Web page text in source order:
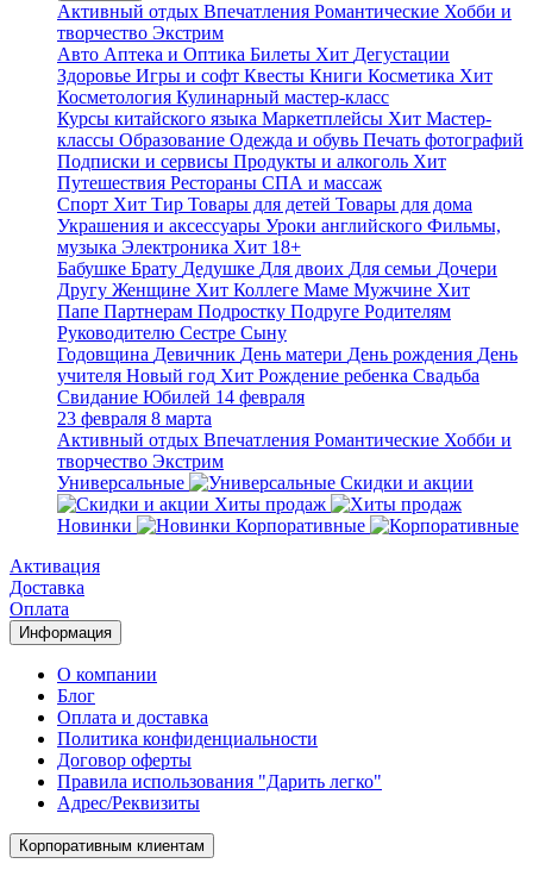
Активный отдых Впечатления Романтические Хобби и
творчество Экстрим
Авто Аптека и Оптика Билеты Хит Дегустации
Здоровье Игры и софт Квесты Книги Косметика Хит
Косметология Кулинарный мастер-класс
Курсы китайского языка Маркетплейсы Хит Мастер-
классы Образование Одежда и обувь Печать фотографий
Подписки и сервисы Продукты и алкоголь Хит
Путешествия Рестораны СПА и массаж
Спорт Хит Тир Товары для детей Товары для дома
Украшения и аксессуары Уроки английского Фильмы,
музыка Электроника Хит 18+
Бабушке Брату Дедушке Для двоих Для семьи Дочери
Другу Женщине Хит Коллеге Маме Мужчине Хит
Папе Партнерам Подростку Подруге Родителям
Руководителю Сестре Сыну
Годовщина Девичник День матери День рождения День
учителя Новый год Хит Рождение ребенка Свадьба
Свидание Юбилей 14 февраля
23 февраля 8 марта
Активный отдых Впечатления Романтические Хобби и
творчество Экстрим
Универсальные
Скидки и акции
Хиты продаж
Новинки
Корпоративные
Активация
Доставка
Оплата
Информация
О компании
Блог
Оплата и доставка
Политика конфиденциальности
Договор оферты
Правила использования "Дарить легко"
Адрес/Реквизиты
Корпоративным клиентам